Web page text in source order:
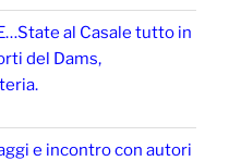
al Casale tutto in
del Dams,
e incontro con autori